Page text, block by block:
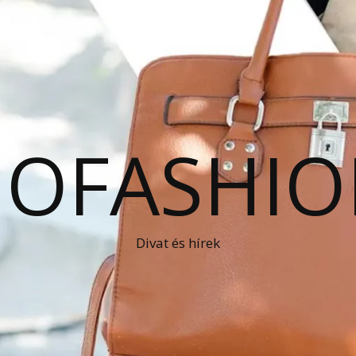
Divat és hírek